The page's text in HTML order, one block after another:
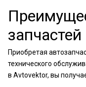
Приобретая
технического
в Avtovektor, вы